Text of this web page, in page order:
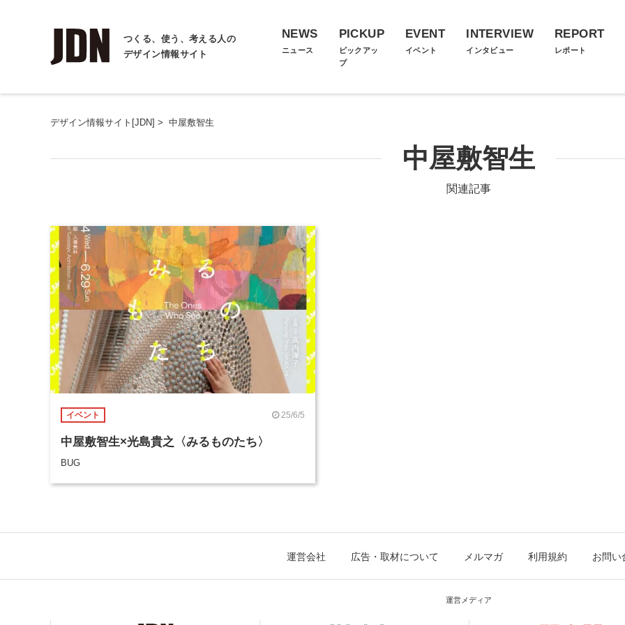
つくる、使う、考える人の
デザイン情報サイト
NEWS
ニュース
PICKUP
ピックアッ
プ
EVENT
イベント
INTERVIEW
インタビュー
REPORT
レポート
デザイン情報サイト[JDN] > 中屋敷智生
中屋敷智生
関連記事
イベント 25/6/5
中屋敷智生×光島貴之〈みるものたち〉
BUG
運営会社 広告・取材について メルマガ 利用規約 お問い
運営メディア